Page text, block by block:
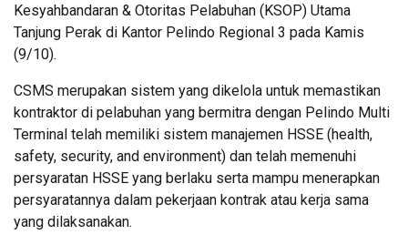
Kesyahbandaran & Otoritas Pelabuhan (KSOP) Utama
Tanjung Perak di Kantor Pelindo Regional 3 pada Kamis
(9/10).
CSMS merupakan sistem yang dikelola untuk memastikan
kontraktor di pelabuhan yang bermitra dengan Pelindo Multi
Terminal telah memiliki sistem manajemen HSSE (health,
safety, security, and environment) dan telah memenuhi
persyaratan HSSE yang berlaku serta mampu menerapkan
persyaratannya dalam pekerjaan kontrak atau kerja sama
yang dilaksanakan.